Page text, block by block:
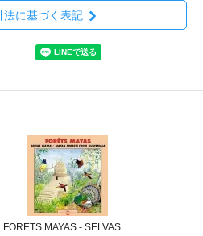
法に基づく表記
FORETS MAYAS - SELVAS